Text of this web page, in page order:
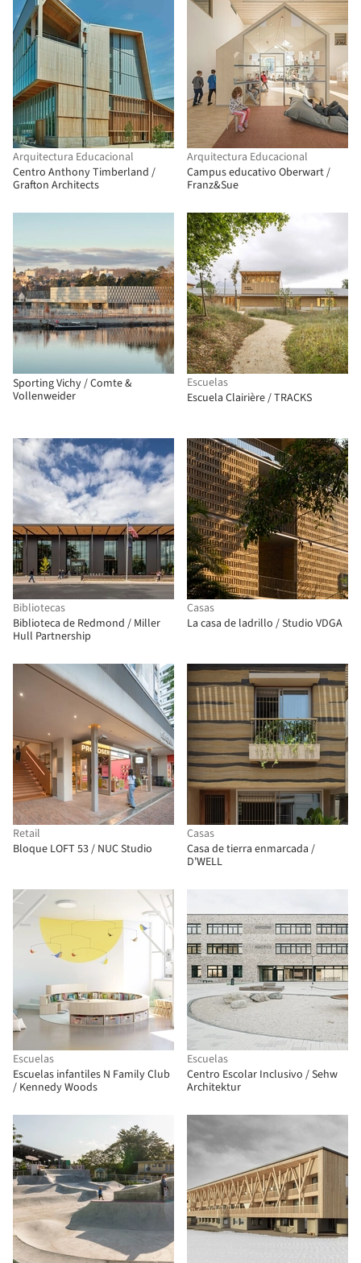
Arquitectura Educacional
Centro Anthony Timberland /
Grafton Architects
Arquitectura Educacional
Campus educativo Oberwart /
Franz&Sue
Sporting Vichy / Comte &
Vollenweider
Escuelas
Escuela Clairière / TRACKS
Bibliotecas
Biblioteca de Redmond / Miller
Hull Partnership
Casas
La casa de ladrillo / Studio VDGA
Retail
Bloque LOFT 53 / NUC Studio
Casas
Casa de tierra enmarcada /
D'WELL
Escuelas
Escuelas infantiles N Family Club
/ Kennedy Woods
Escuelas
Centro Escolar Inclusivo / Sehw
Architektur